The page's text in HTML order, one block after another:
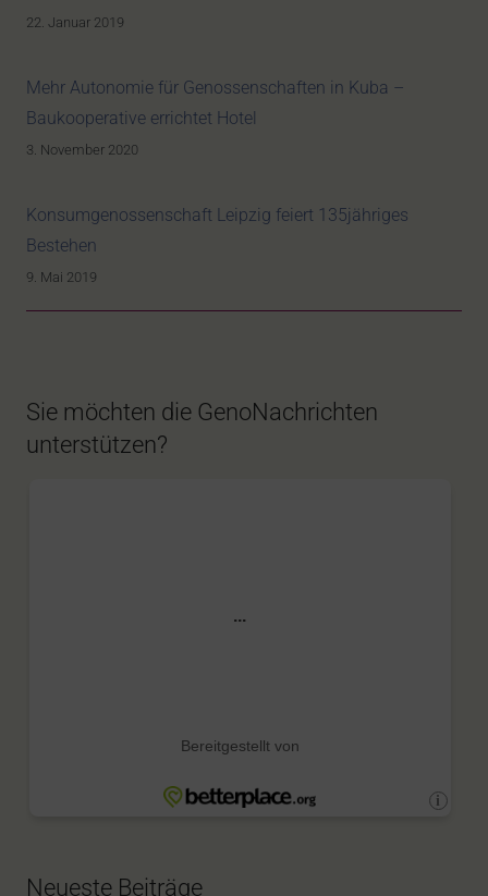
22. Januar 2019
Mehr Autonomie für Genossenschaften in Kuba –
Baukooperative errichtet Hotel
3. November 2020
Konsumgenossenschaft Leipzig feiert 135jähriges
Bestehen
9. Mai 2019
Sie möchten die GenoNachrichten
unterstützen?
Neueste Beiträge